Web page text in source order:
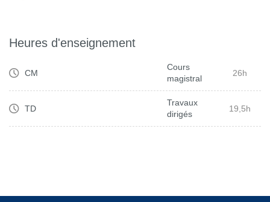
Heures d'enseignement
CM
Cours
magistral
26h
TD
Travaux
dirigés
19,5h